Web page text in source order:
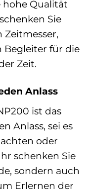
hohe Qualität
Sie
Begleiter für die
Zeit.
Anlass
ist das
Anlass, sei es
oder
schenken Sie
sondern auch
Erlernen der